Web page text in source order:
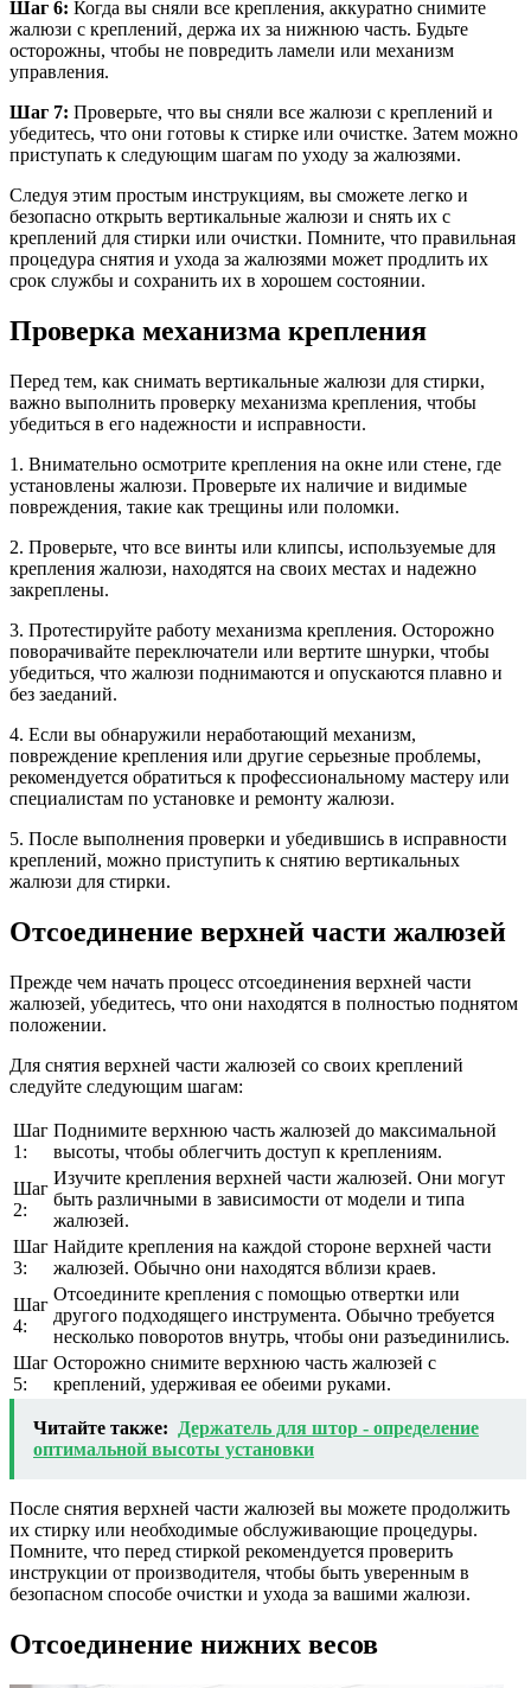
Шаг 6: Когда вы сняли все крепления, аккуратно снимите
жалюзи с креплений, держа их за нижнюю часть. Будьте
осторожны, чтобы не повредить ламели или механизм
управления.
Шаг 7: Проверьте, что вы сняли все жалюзи с креплений и
убедитесь, что они готовы к стирке или очистке. Затем можно
приступать к следующим шагам по уходу за жалюзями.
Следуя этим простым инструкциям, вы сможете легко и
безопасно открыть вертикальные жалюзи и снять их с
креплений для стирки или очистки. Помните, что правильная
процедура снятия и ухода за жалюзями может продлить их
срок службы и сохранить их в хорошем состоянии.
Проверка механизма крепления
Перед тем, как снимать вертикальные жалюзи для стирки,
важно выполнить проверку механизма крепления, чтобы
убедиться в его надежности и исправности.
1. Внимательно осмотрите крепления на окне или стене, где
установлены жалюзи. Проверьте их наличие и видимые
повреждения, такие как трещины или поломки.
2. Проверьте, что все винты или клипсы, используемые для
крепления жалюзи, находятся на своих местах и надежно
закреплены.
3. Протестируйте работу механизма крепления. Осторожно
поворачивайте переключатели или вертите шнурки, чтобы
убедиться, что жалюзи поднимаются и опускаются плавно и
без заеданий.
4. Если вы обнаружили неработающий механизм,
повреждение крепления или другие серьезные проблемы,
рекомендуется обратиться к профессиональному мастеру или
специалистам по установке и ремонту жалюзи.
5. После выполнения проверки и убедившись в исправности
креплений, можно приступить к снятию вертикальных
жалюзи для стирки.
Отсоединение верхней части жалюзей
Прежде чем начать процесс отсоединения верхней части
жалюзей, убедитесь, что они находятся в полностью поднятом
положении.
Для снятия верхней части жалюзей со своих креплений
следуйте следующим шагам:
Шаг
1:
Поднимите верхнюю часть жалюзей до максимальной
высоты, чтобы облегчить доступ к креплениям.
Шаг
2:
Изучите крепления верхней части жалюзей. Они могут
быть различными в зависимости от модели и типа
жалюзей.
Шаг
3:
Найдите крепления на каждой стороне верхней части
жалюзей. Обычно они находятся вблизи краев.
Шаг
4:
Отсоедините крепления с помощью отвертки или
другого подходящего инструмента. Обычно требуется
несколько поворотов внутрь, чтобы они разъединились.
Шаг
5:
Осторожно снимите верхнюю часть жалюзей с
креплений, удерживая ее обеими руками.
Читайте также:
Держатель для штор - определение
оптимальной высоты установки
После снятия верхней части жалюзей вы можете продолжить
их стирку или необходимые обслуживающие процедуры.
Помните, что перед стиркой рекомендуется проверить
инструкции от производителя, чтобы быть уверенным в
безопасном способе очистки и ухода за вашими жалюзи.
Отсоединение нижних весов